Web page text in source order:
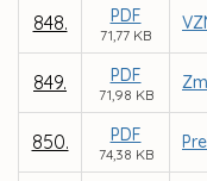
848. PDF
71,77 KB
849. PDF
71,98 KB
850. PDF
74,38 KB